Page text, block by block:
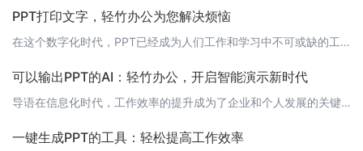
PPT打印文字，轻竹办公为您解决烦恼
在这个数字化时代，PPT已经成为人们工作和学习中不可或缺的工具。然而，你是否为打印PPT文字而烦恼？今天，轻竹办公就来为您解决这个问题。 为何选择轻竹办公？轻竹办公是一款通过AI技术自动生成PPT的软件，它具有以下优势：1. 高效快捷：轻竹办公的AI技术可以自动识别您的需求，快速生成高质量的PPT。2. 一键打印：我们的软件支持一键将PPT中的文字转换为可打印格式，省去繁琐的步骤。3. 排版精美：
可以输出PPT的AI：轻竹办公，开启智能演示新时代
导语在信息化时代，工作效率的提升成为了企业和个人发展的关键。人工智能技术的应用，正逐步改变着我们的工作方式。今天，让我们一起来认识一款能够自动生成PPT的AI软件——轻竹办公，它将如何引领智能演示的未来。 正文一、AI助力，释放创意轻竹办公是一款运用先进人工智能技术的PPT自动化生成软件。它结合了自然语言处理、数据可视化等AI技术，用户只需输入文字内容，轻竹办公就能自动生成精美的PPT，将文字转
一键生成PPT的工具：轻松提高工作效率